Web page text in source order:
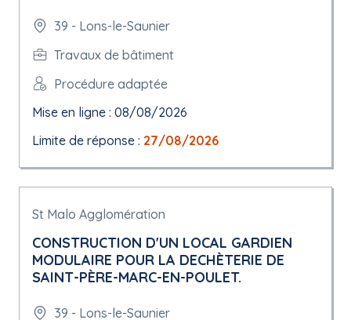
39 - Lons-le-Saunier
Travaux de bâtiment
Procédure adaptée
Mise en ligne : 08/08/2026
Limite de réponse : 27/08/2026
St Malo Agglomération
CONSTRUCTION D'UN LOCAL GARDIEN
MODULAIRE POUR LA DECHÈTERIE DE
SAINT-PÈRE-MARC-EN-POULET.
39 - Lons-le-Saunier